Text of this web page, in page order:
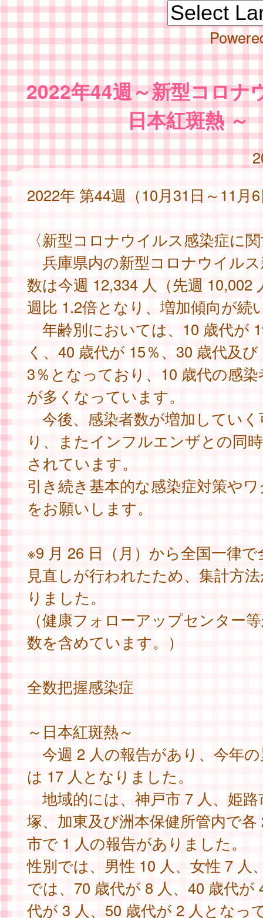
2022年44週～新型コロナ
日本紅斑熱 ～
2022年 第44週（10月31日～11月
〈新型コロナウイルス感染症に
兵庫県内の新型コロナウイル
数は今週 12,334 人（先週 10,002
週比 1.2倍となり、増加傾向が続
年齢別においては、10 歳代が
く、40 歳代が 15％、30 歳代及
3％となっており、10 歳代の感
が多くなっています。
今後、感染者数が増加してい
り、またインフルエンザとの同
されています。
引き続き基本的な感染症対策や
をお願いします。
※9 月 26 日（月）から全国一律
見直しが行われたため、集計方
りました。
（健康フォローアップセンター
数を含めています。）
全数把握感染症
～日本紅斑熱～
今週 2 人の報告があり、今年
は 17 人となりました。
地域的には、神戸市 7 人、姫路
塚、加東及び洲本保健所管内で各
市で 1 人の報告がありました。
性別では、男性 10 人、女性 7 人
では、70 歳代が 8 人、40 歳代が
代が 3 人、50 歳代が 2 人となっ